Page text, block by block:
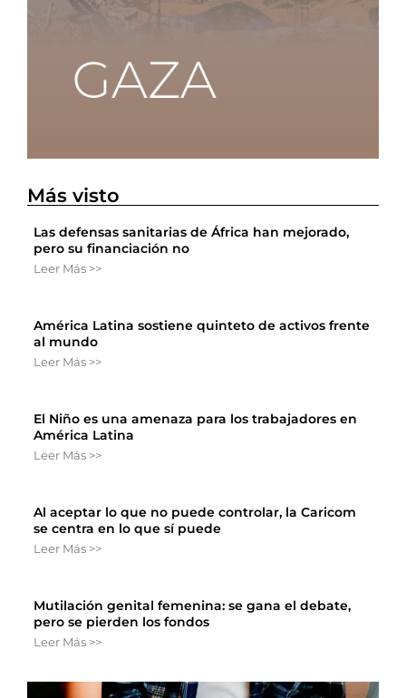
Más visto
Las defensas sanitarias de África han mejorado,
pero su financiación no
Leer Más >>
América Latina sostiene quinteto de activos frente
al mundo
Leer Más >>
El Niño es una amenaza para los trabajadores en
América Latina
Leer Más >>
Al aceptar lo que no puede controlar, la Caricom
se centra en lo que sí puede
Leer Más >>
Mutilación genital femenina: se gana el debate,
pero se pierden los fondos
Leer Más >>